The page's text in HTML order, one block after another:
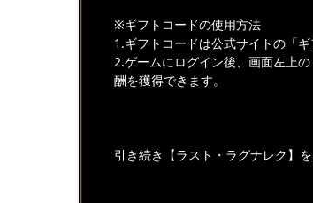
※ギフトコードの使用方法
1.ギフトコードは公式サイトの「
2.ゲームにログイン後、画面左上
酬を獲得できます。
引き続き【ラスト・ラグナレク】